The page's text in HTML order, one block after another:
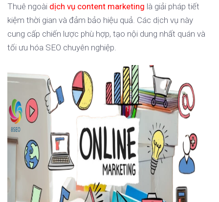
Thuê ngoài dịch vụ content marketing là giải pháp tiết
kiệm thời gian và đảm bảo hiệu quả. Các dịch vụ này
cung cấp chiến lược phù hợp, tạo nội dung nhất quán và
tối ưu hóa SEO chuyên nghiệp.